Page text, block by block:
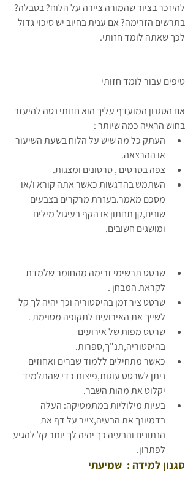
להיזכר בציור שהמורה ציירה על הלוח? בטבלה?
בתרשים הזרימה? אם ענית בחיוב יש סיכוי גדול
לכך שאתה לומד חזותי.
טיפים עבור לומד חזותי
אם הסגנון המועדף עליך הוא חזותי נסה להיעזר
בחוש הראיה כמה שיותר :
העתק כל מה שיש על הלוח בשעת השיעור
או ההרצאה.
צפה בסרטים , סרטונים ומצגות.
השתמש בהדגשות כאשר אתה קורא ו/או
מסכם מאמר.בעזרת מרקרים בצבעים
שונים,קן תחתון או הקף בעיגול מילים
ומושגים חשובים.
שרטט תרשימי זרימה מהחומר שלמדת
לקראת המבחן .
שרטט ציר זמן בהיסטוריה וכך יהיה לך קל
לשייך את האירועים לתקופה מסוימת .
שרטט מפות של אירועים
בהיסטוריה,תנ"ך,ספרות.
כאשר מתחילים ללמוד שברים ואחוזים
ניתן לשרטט עוגות,פיצות כדי שהתלמיד
יקלוט את מהות השבר.
בעיות מילוליות במתמטיקה: העלה
בדמיונך את הבעיה,צייר על דף את
הנתונים והבעיה כך יהיה לך יותר קל להגיע
לפתרון.
סגנון למידה :  שמיעתי